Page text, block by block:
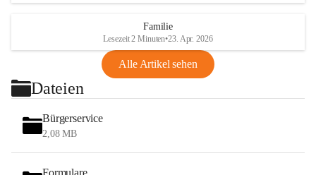
Familie
Lesezeit 2 Minuten•23. Apr. 2026
Alle Artikel sehen
Dateien
Bürgerservice
2,08 MB
Formulare